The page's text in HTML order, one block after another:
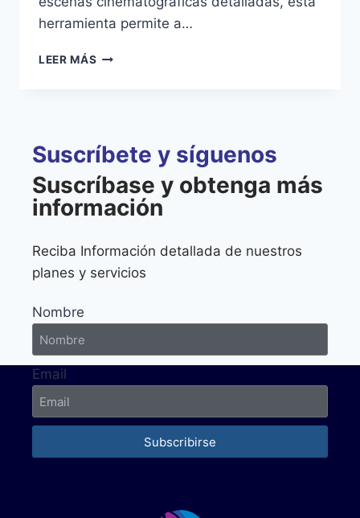
herramienta permite a…
LEER MÁS
Suscríbete y síguenos
Suscríbase y obtenga más
información
Reciba Información detallada de nuestros
planes y servicios
Nombre
Email
Subscribirse